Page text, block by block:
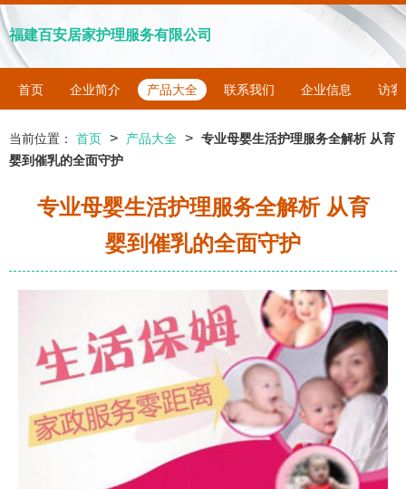
福建百安居家护理服务有限公司
首页 企业简介 产品大全 联系我们 企业信息 访客
当前位置： 首页 > 产品大全 > 专业母婴生活护理服务全解析 从育
婴到催乳的全面守护
专业母婴生活护理服务全解析 从育
婴到催乳的全面守护